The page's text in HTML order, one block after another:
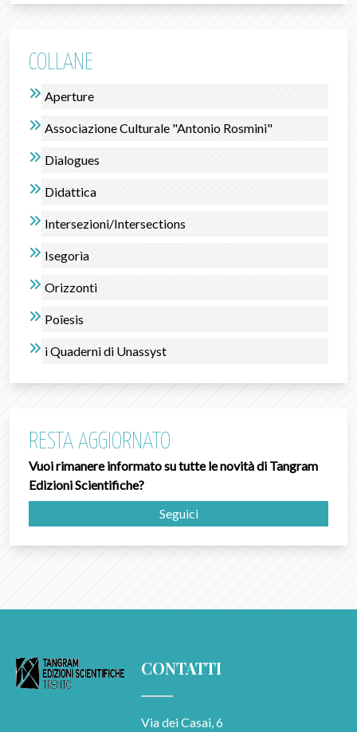
COLLANE
Aperture
Associazione Culturale "Antonio Rosmini"
Dialogues
Didattica
Intersezioni/Intersections
Isegorìa
Orizzonti
Poîesis
i Quaderni di Unassyst
RESTA AGGIORNATO
Vuoi rimanere informato su tutte le novità di Tangram
Edizioni Scientifiche?
Seguici
CONTATTI
Via dei Casai, 6